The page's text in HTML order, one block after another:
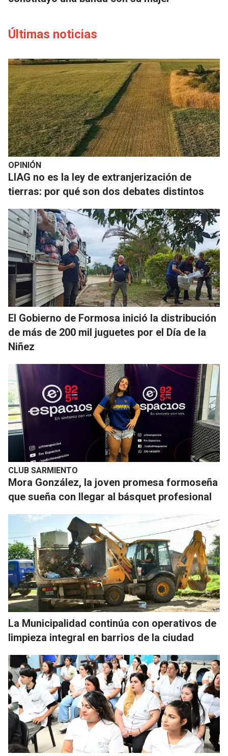
Últimas noticias
OPINIÓN
LIAG no es la ley de extranjerización de
tierras: por qué son dos debates distintos
El Gobierno de Formosa inició la distribución
de más de 200 mil juguetes por el Día de la
Niñez
CLUB SARMIENTO
Mora González, la joven promesa formoseña
que sueña con llegar al básquet profesional
La Municipalidad continúa con operativos de
limpieza integral en barrios de la ciudad